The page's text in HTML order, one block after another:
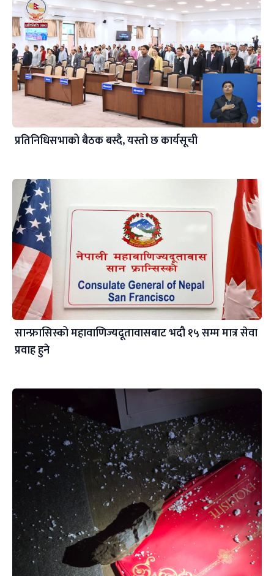
प्रतिनिधिसभाको बैठक बस्दै, यस्तो छ कार्यसूची
सान्फ्रासिस्को महावाणिज्यदूतावासबाट भदौ १५ सम्म मात्र सेवा
प्रवाह हुने